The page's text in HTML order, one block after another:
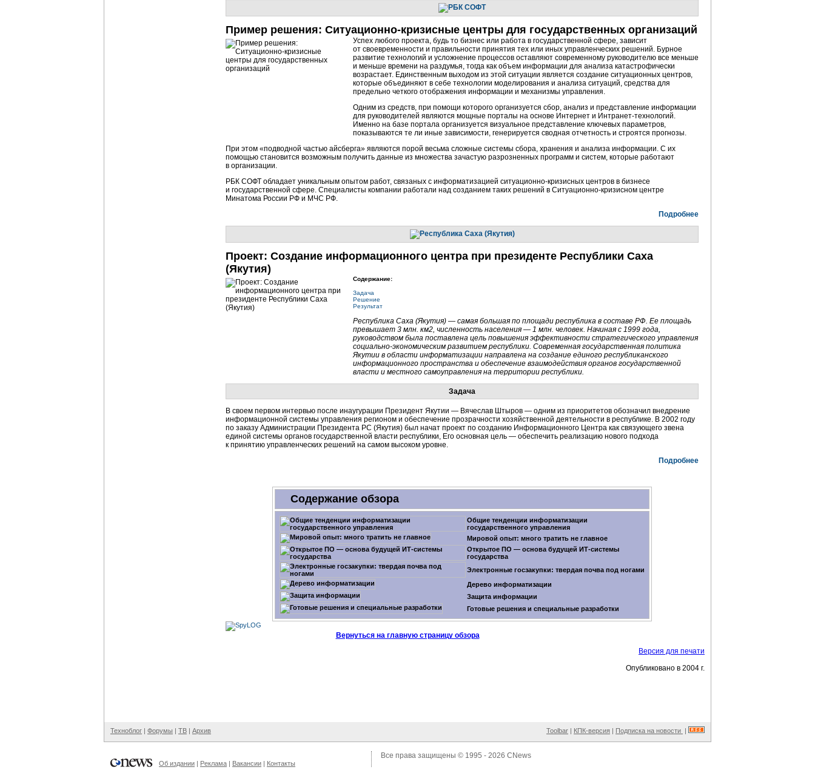
Пример решения: Ситуационно-кризисные центры для государственных организаций
Успех любого проекта, будь то бизнес или работа в государственной сфере, зависит
от своевременности и правильности принятия тех или иных управленческих решений. Бурное
развитие технологий и усложнение процессов оставляют современному руководителю все меньше
и меньше времени на раздумья, тогда как объем информации для анализа катастрофически
возрастает. Единственным выходом из этой ситуации является создание ситуационных центров,
которые объединяют в себе технологии моделирования и анализа ситуаций, средства для
предельно четкого отображения информации и механизмы управления.
Одним из средств, при помощи которого организуется сбор, анализ и представление информации
для руководителей являются мощные порталы на основе Интернет и Интранет-технологий.
Именно на базе портала организуется визуальное представление ключевых параметров,
показываются те ли иные зависимости, генерируется сводная отчетность и строятся прогнозы.
При этом «подводной частью айсберга» являются порой весьма сложные системы сбора, хранения и анализа информации. С их
помощью становится возможным получить данные из множества зачастую разрозненных программ и систем, которые работают
в организации.
РБК СОФТ обладает уникальным опытом работ, связаных с информатизацией ситуационно-кризисных центров в бизнесе
и государственной сфере. Специалисты компании работали над созданием таких решений в Ситуационно-кризисном центре
Минатома России РФ и МЧС РФ.
Подробнее
Проект: Создание информационного центра при президенте Республики Саха
(Якутия)
Содержание:
Задача
Решение
Результат
Республика Саха (Якутия) — самая большая по площади республика в составе РФ. Ее площадь
превышает 3 млн. км2, численность населения — 1 млн. человек. Начиная с 1999 года,
руководством была поставлена цель повышения эффективности стратегического управления
социально-экономическим развитием республики. Современная государственная политика
Якутии в области информатизации направлена на создание единого республиканского
информационного пространства и обеспечение взаимодействия органов государственной
власти и местного самоуправления на территории республики.
Задача
В своем первом интервью после инаугурации Президент Якутии — Вячеслав Штыров — одним из приоритетов обозначил внедрение
информационной системы управления регионом и обеспечение прозрачности хозяйственной деятельности в республике. В 2002 году
по заказу Администрации Президента РС (Якутия) был начат проект по созданию Информационного Центра как связующего звена
единой системы органов государственной власти республики, Его основная цель — обеспечить реализацию нового подхода
к принятию управленческих решений на самом высоком уровне.
Подробнее
Содержание обзора
Общие тенденции информатизации
государственного управления
Мировой опыт: много тратить не главное
Открытое ПО — основа будущей ИТ-системы
государства
Электронные госзакупки: твердая почва под ногами
Дерево информатизации
Защита информации
Готовые решения и специальные разработки
Вернуться на главную страницу обзора
Версия для печати
Опубликовано в 2004 г.
Техноблог | Форумы | ТВ | Архив Toolbar | КПК-версия | Подписка на новости |
Об издании | Реклама | Вакансии | Контакты
Все права защищены © 1995 - 2026 CNews